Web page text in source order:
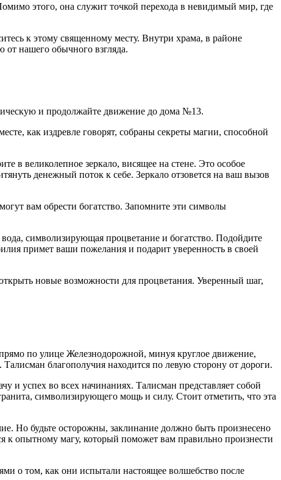
этого, она служит точкой перехода в невидимый мир, где
к этому священному месту. Внутри храма, в районе
от нашего обычного взгляда.
и продолжайте движение до дома №13.
как издревле говорят, собраны секреты магии, способной
в великолепное зеркало, висящее на стене. Это особое
денежный поток к себе. Зеркало отзовется на ваш вызов
вам обрести богатство. Запомните эти символы
символизирующая процветание и богатство. Подойдите
примет ваши пожелания и подарит уверенность в своей
новые возможности для процветания. Уверенный шаг,
по улице Железнодорожной, минуя круглое движение,
благополучия находится по левую сторону от дороги.
и успех во всех начинаниях. Талисман представляет собой
символизирующего мощь и силу. Стоит отметить, что эта
Но будьте осторожны, заклинание должно быть произнесено
к опытному магу, который поможет вам правильно произнести
о том, как они испытали настоящее волшебство после